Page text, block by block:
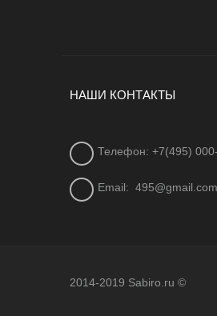
НАШИ КОНТАКТЫ
Телефон: +7(495)
Email: 495@gmail.com
2014-2019 Sabiro.ru ©